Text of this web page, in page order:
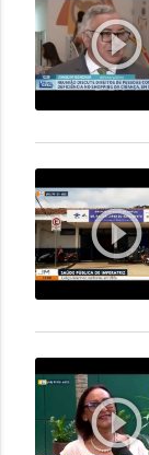
play_circle_outline
play_circle_outline
play_circle_outline